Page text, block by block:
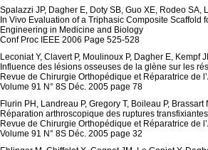
Spalazzi JP, Dagher E, Doty SB, Guo XE, Rodeo SA,
In Vivo Evaluation of a Triphasic Composite Scaffold
Engineering in Medicine and Biology
Conf Proc IEEE 2006 Page 525-528
Leconiat Y, Clavert P, Moulinoux P, Dagher E, Kempf
Influence des lésions osseuses de la glène sur les
Revue de Chirurgie Orthopédique et Réparatrice de
Volume 91 N° 8S Déc. 2005 page 78
Flurin PH, Landreau P, Gregory T, Boileau P,
Réparation arthroscopique des ruptures
Revue de Chirurgie Orthopédique et Réparatrice de
Volume 91 N° 8S Déc. 2005 page 32